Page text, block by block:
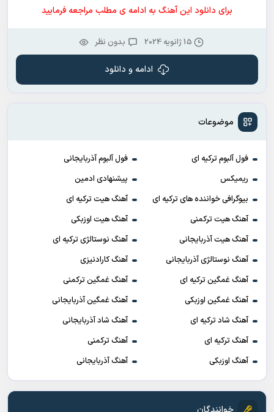
موضوعات
فول آلبوم ترکیه ای
فول آلبوم آذربایجانی
ریمیکس
پیشنهادی ادمین
بیوگرافی خواننده های ترکیه ای
آهنگ هیت ترکیه ای
آهنگ هیت ترکمنی
آهنگ هیت اوزبکی
آهنگ هیت آذربایجانی
آهنگ نوستالژی ترکیه ای
آهنگ نوستالژی آذربایجانی
آهنگ کارادنیزی
آهنگ غمگین ترکیه ای
آهنگ غمگین ترکمنی
آهنگ غمگین اوزبکی
آهنگ غمگین آذربایجانی
آهنگ شاد ترکیه ای
آهنگ شاد آذربایجانی
آهنگ ترکیه ای
آهنگ ترکمنی
آهنگ اوزبکی
آهنگ آذربایجانی
برای دانلود این آهنگ به ادامه ی مطلب مراجعه فرمایید
15 ژانویه 2024 بدون نظر
ادامه و دانلود